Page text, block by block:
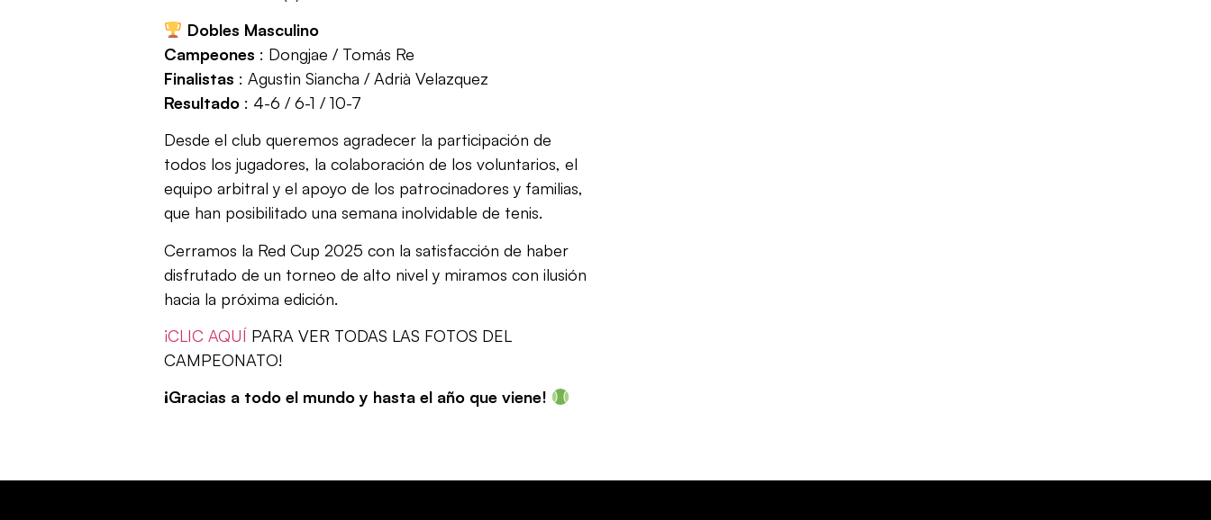
Dobles Masculino
Campeones : Dongjae / Tomás Re
Finalistas : Agustin Siancha / Adrià Velazquez
Resultado : 4-6 / 6-1 / 10-7
Desde el club queremos agradecer la participación de
todos los jugadores, la colaboración de los voluntarios, el
equipo arbitral y el apoyo de los patrocinadores y familias,
que han posibilitado una semana inolvidable de tenis.
Cerramos la Red Cup 2025 con la satisfacción de haber
disfrutado de un torneo de alto nivel y miramos con ilusión
hacia la próxima edición.
¡CLIC AQUÍ PARA VER TODAS LAS FOTOS DEL
CAMPEONATO!
¡Gracias a todo el mundo y hasta el año que viene!